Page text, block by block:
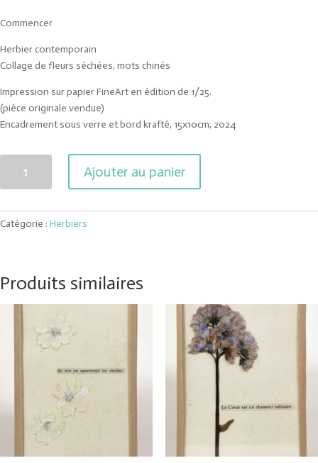
Commencer
Herbier contemporain
Collage de fleurs séchées, mots chinés
Impression sur papier FineArt en édition de 1/25.
(pièce originale vendue)
Encadrement sous verre et bord krafté, 15x10cm, 2024
Ajouter au panier
Catégorie : Herbiers
Produits similaires